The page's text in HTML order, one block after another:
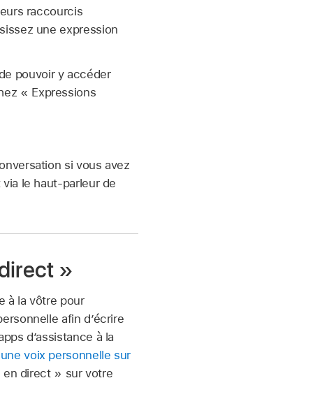
raccourcis
une expression
pouvoir y accéder
« Expressions
si vous avez
le haut-parleur de
»
à la vôtre pour
afin d’écrire
d’assistance à la
voix personnelle sur
en direct » sur votre